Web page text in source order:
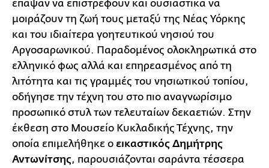
έπαψαν να επιστρέφουν και ουσιαστικά να
μοιράζουν τη ζωή τους μεταξύ της Νέας Υόρκης
και του ιδιαίτερα γοητευτικού νησιού του
Αργοσαρωνικού. Παραδομένος ολοκληρωτικά στο
ελληνικό φως αλλά και επηρεασμένος από τη
λιτότητα και τις γραμμές του νησιωτικού τοπίου,
οδήγησε την τέχνη του στο πιο αναγνωρίσιμο
προσωπικό στυλ των τελευταίων δεκαετιών. Στην
έκθεση στο Μουσείο Κυκλαδικής Τέχνης, την
οποία επιμελήθηκε ο εικαστικός Δημήτρης
Αντωνίτσης, παρουσιάζονται σαράντα τέσσερα